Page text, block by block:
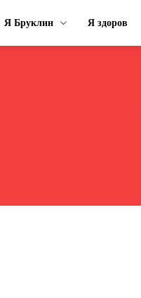
Я Бруклин Я здоров